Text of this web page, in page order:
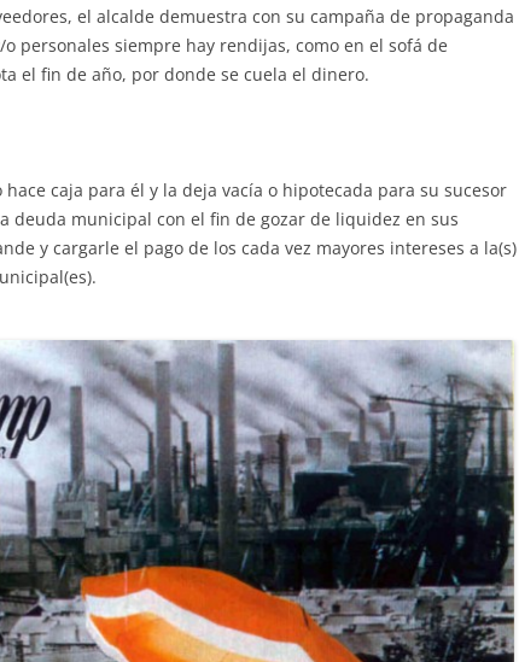
el alcalde demuestra con su campaña de propaganda
personales siempre hay rendijas, como en el sofá de
el fin de año, por donde se cuela el dinero.
caja para él y la deja vacía o hipotecada para su sucesor
deuda municipal con el fin de gozar de liquidez en sus
y cargarle el pago de los cada vez mayores intereses a la(s)